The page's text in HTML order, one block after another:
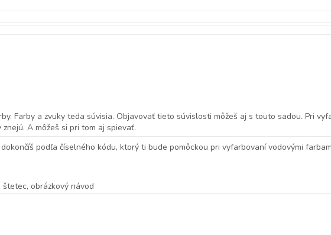
Farby a zvuky teda súvisia. Objavovať tieto súvislosti môžeš aj s touto sadou. Pri
A môžeš si pri tom aj spievať.
podľa číselného kódu, ktorý ti bude pomôckou pri vyfarbovaní vodovými
obrázkový návod